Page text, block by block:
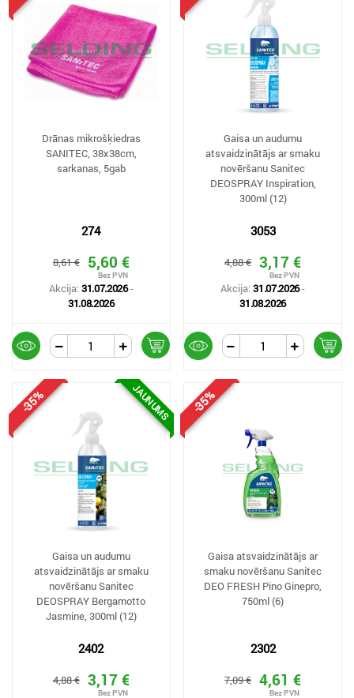
Drānas mikrošķiedras
SANITEC, 38x38cm,
sarkanas, 5gab
274
8,61 € 5,60 €
Akcija:31.07.2026-
31.08.2026
Gaisa un audumu
atsvaidzinātājs ar smaku
novēršanu Sanitec
DEOSPRAY Inspiration,
300ml (12)
3053
4,88 € 3,17 €
Akcija:31.07.2026-
31.08.2026
-35% JAUNUMS
Gaisa un audumu
atsvaidzinātājs ar smaku
novēršanu Sanitec
DEOSPRAY Bergamotto
Jasmine, 300ml (12)
2402
4,88 € 3,17 €
-35%
Gaisa atsvaidzinātājs ar
smaku novēršanu Sanitec
DEO FRESH Pino Ginepro,
750ml (6)
2302
7,09 € 4,61 €